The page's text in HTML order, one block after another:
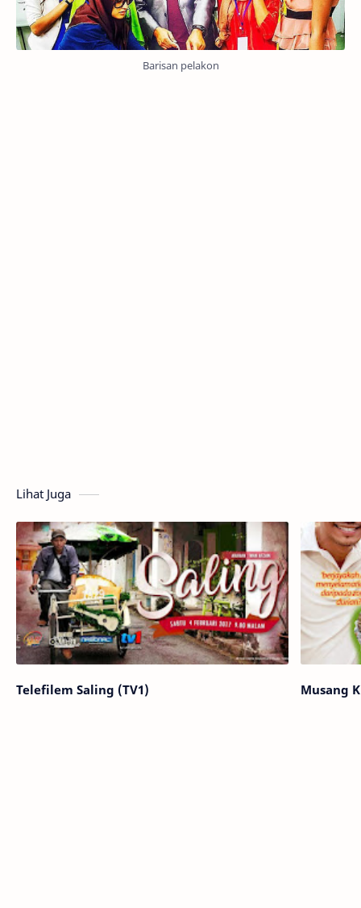
Barisan pelakon
Lihat Juga
Telefilem Saling (TV1) Musang